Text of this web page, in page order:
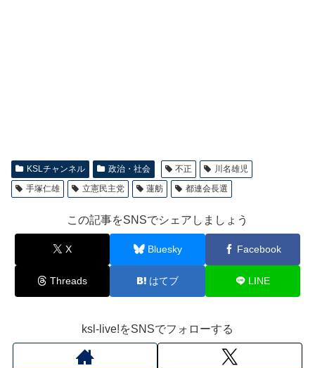
KSLチャンネル 政治・社会 不正
川名雄児
手塚仁雄
立憲民主党 蓮舫 都連会長選
この記事をSNSでシェアしましょう
X Bluesky Facebook
Threads はてブ LINE
ksl-live!をSNSでフォローする